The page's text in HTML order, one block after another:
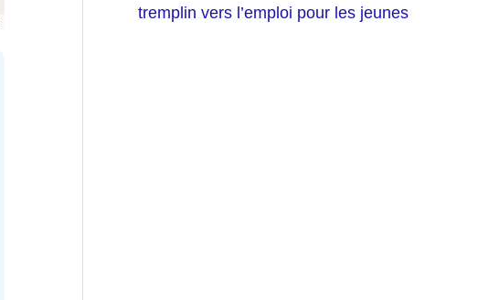
tremplin vers l’emploi pour les jeunes